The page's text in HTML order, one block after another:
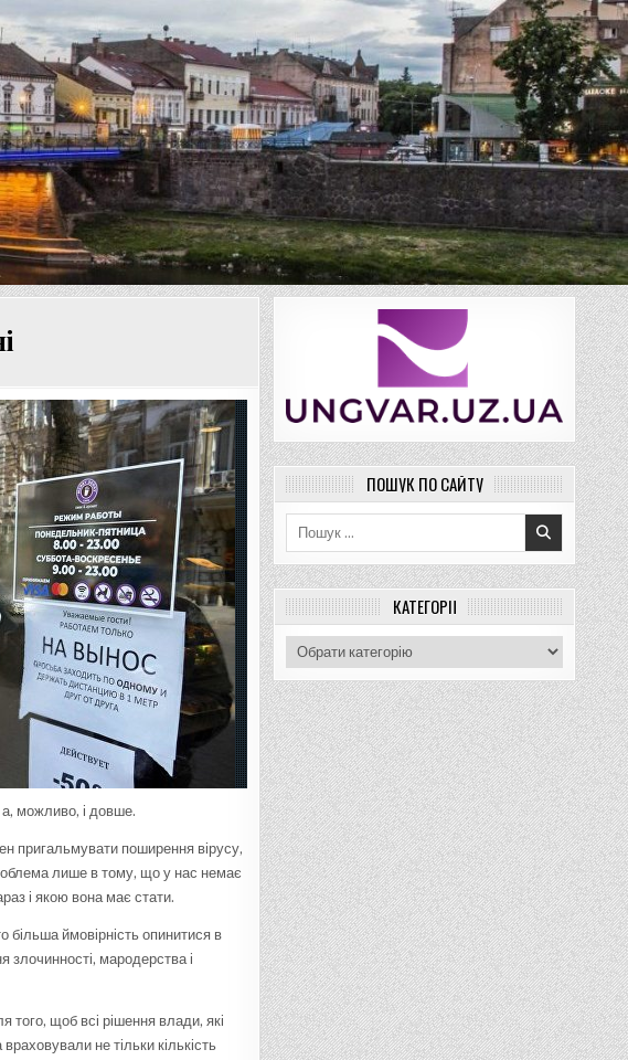
а, можливо, і довше.
пригальмувати поширення вірусу,
лише в тому, що у нас немає
і якою вона має стати.
більша ймовірність опинитися в
злочинності, мародерства і
того, щоб всі рішення влади, які
не тільки кількість
ПОШУК ПО САЙТУ
КАТЕГОРІЇ
Категорії